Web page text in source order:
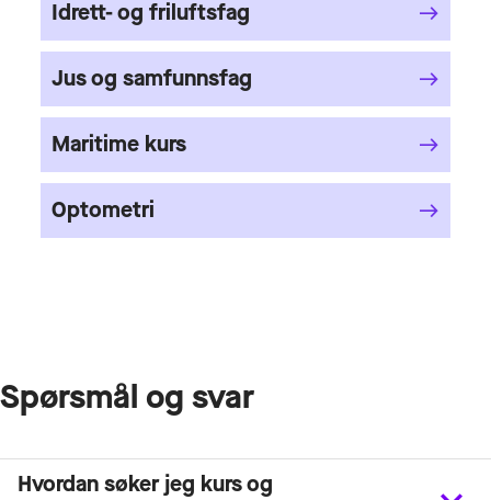
Idrett- og friluftsfag
Jus og samfunnsfag
Maritime kurs
Optometri
Spørsmål og svar
Hvordan søker jeg kurs og